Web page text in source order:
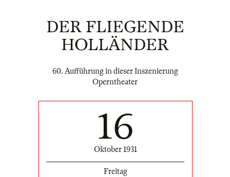
DER FLIEGENDE
HOLLÄNDER
60. Aufführung in dieser Inszenierung
Operntheater
16
Oktober 1931
Freitag